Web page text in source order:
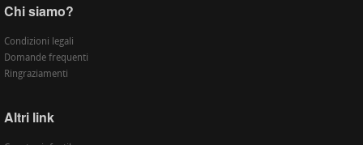
Chi siamo?
Condizioni legali
Domande frequenti
Ringraziamenti
Altri link